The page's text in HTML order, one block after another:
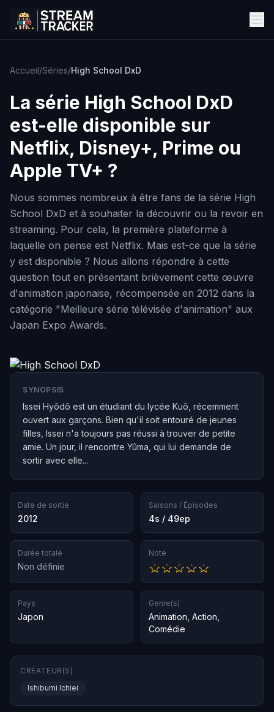
Accueil/Séries/High School DxD
La série High School DxD
est-elle disponible sur
Netflix, Disney+, Prime ou
Apple TV+ ?
Nous sommes nombreux à être fans de la série High
School DxD et à souhaiter la découvrir ou la revoir en
streaming. Pour cela, la première plateforme à
laquelle on pense est Netflix. Mais est-ce que la série
y est disponible ? Nous allons répondre à cette
question tout en présentant brièvement cette œuvre
d'animation japonaise, récompensée en 2012 dans la
catégorie "Meilleure série télévisée d'animation" aux
Japan Expo Awards.
SYNOPSIS
Issei Hyôdô est un étudiant du lycée Kuô, récemment
ouvert aux garçons. Bien qu'il soit entouré de jeunes
filles, Issei n'a toujours pas réussi à trouver de petite
amie. Un jour, il rencontre Yûma, qui lui demande de
sortir avec elle...
Date de sortie
2012
Saisons / Épisodes
4s / 49ep
Durée totale
Non définie
Note
Pays
Japon
Genre(s)
Animation Action
Comédie
CRÉATEUR(S)
Ishibumi Ichiei